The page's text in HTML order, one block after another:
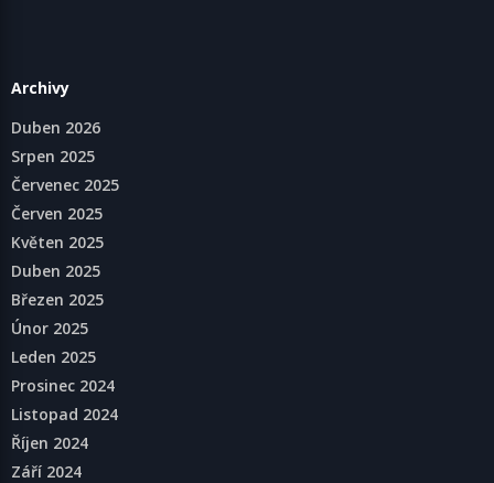
Archivy
Duben 2026
Srpen 2025
Červenec 2025
Červen 2025
Květen 2025
Duben 2025
Březen 2025
Únor 2025
Leden 2025
Prosinec 2024
Listopad 2024
Říjen 2024
Září 2024